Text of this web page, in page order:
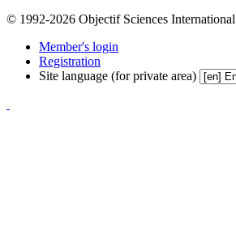
© 1992-2026 Objectif Sciences International
Member's login
Registration
Site language (for private area)